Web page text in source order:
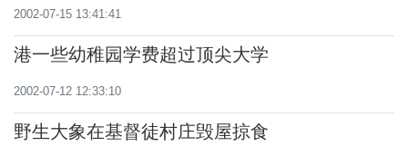
2002-07-15 13:41:41
港一些幼稚园学费超过顶尖大学
2002-07-12 12:33:10
野生大象在基督徒村庄毁屋掠食